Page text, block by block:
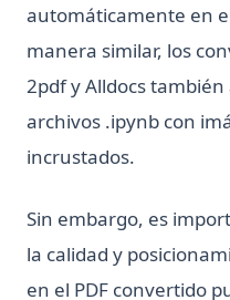
automáticamente en
manera similar, los
2pdf y Alldocs
archivos .ipynb con
incrustados.
Sin embargo, es
la calidad y
en el PDF convertido